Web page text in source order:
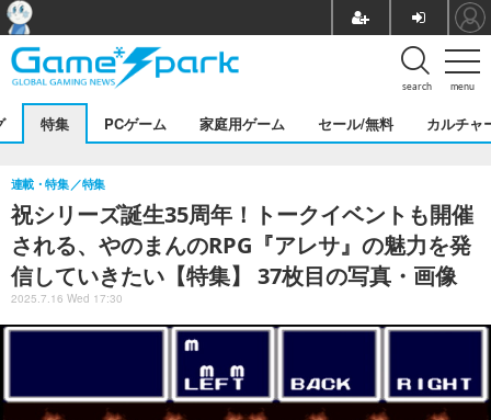
menu
search
特集 PCゲーム 家庭用ゲーム セール/無料 カルチャ
祝シリーズ誕生35周年！トークイベントも開催
される、やのまんのRPG『アレサ』の魅力を発
信していきたい【特集】 37枚目の写真・画像
連載・特集 特集
2025.7.16 Wed 17:30